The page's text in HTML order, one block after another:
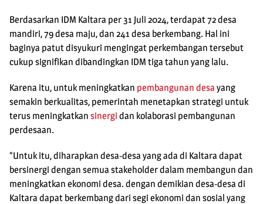
Berdasarkan IDM Kaltara per 31 Juli 2024, terdapat 72 desa
mandiri, 79 desa maju, dan 241 desa berkembang. Hal ini
baginya patut disyukuri mengingat perkembangan tersebut
cukup signifikan dibandingkan IDM tiga tahun yang lalu.
Karena itu, untuk meningkatkan pembangunan desa yang
semakin berkualitas, pemerintah menetapkan strategi untuk
terus meningkatkan sinergi dan kolaborasi pembangunan
perdesaan.
“Untuk itu, diharapkan desa-desa yang ada di Kaltara dapat
bersinergi dengan semua stakeholder dalam membangun dan
meningkatkan ekonomi desa. dengan demikian desa-desa di
Kaltara dapat berkembang dari segi ekonomi dan sosial yang